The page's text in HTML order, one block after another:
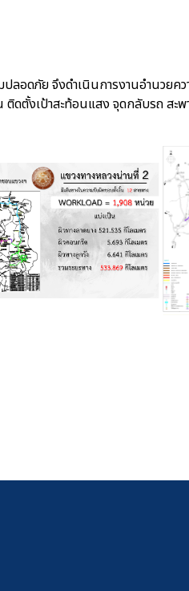
ดภัย จึงดำเนินการงานอำนวยค
ดตั้งเป้าสะท้อนแสง จุดกลับรถ ส